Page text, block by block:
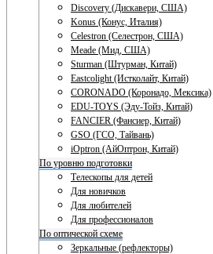
Discovery (Дискавери, США)
Konus (Конус, Италия)
Celestron (Селестрон, США)
Meade (Мид, США)
Sturman (Штурман, Китай)
Eastcolight (Истколайт, Китай)
CORONADO (Коронадо, Мексика)
EDU-TOYS (Эду-Тойз, Китай)
FANCIER (Фансиер, Китай)
GSO (ГСО, Тайвань)
iOptron (АйОптрон, Китай)
По уровню подготовки
Телескопы для детей
Для новичков
Для любителей
Для профессионалов
По оптической схеме
Зеркальные (рефлекторы)